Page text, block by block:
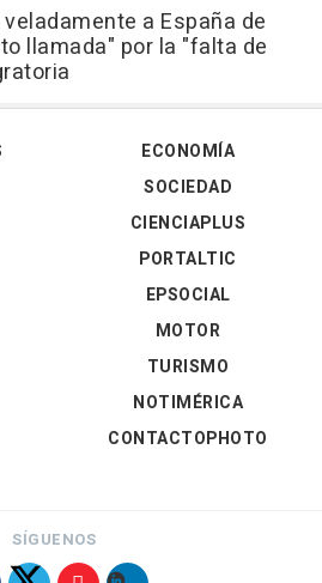
a España de
llamada" por la "falta de
ECONOMÍA
SOCIEDAD
CIENCIAPLUS
PORTALTIC
EPSOCIAL
MOTOR
TURISMO
NOTIMÉRICA
CONTACTOPHOTO
SÍGUENOS